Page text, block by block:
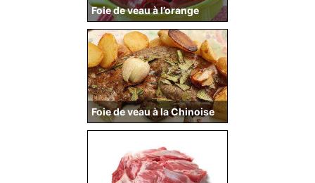
Foie de veau à l’orange
Foie de veau à la Chinoise